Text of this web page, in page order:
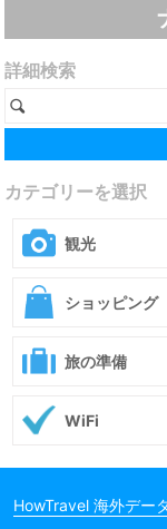
詳細検索
カテゴリーを選択
観光
ショッピング
旅の準備
WiFi
HowTravel 海外デー